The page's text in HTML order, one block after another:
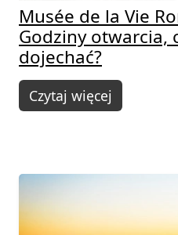
Musée de la Vie
Godziny otwarcia,
dojechać?
Czytaj więcej